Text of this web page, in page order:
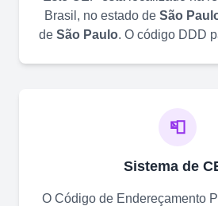
Brasil, no estado de São
de São Paulo. O código DDD
📮
Sistema de
O Código de Endereçamento